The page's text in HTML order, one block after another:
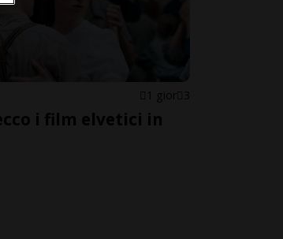
1 gior 3
i film elvetici in